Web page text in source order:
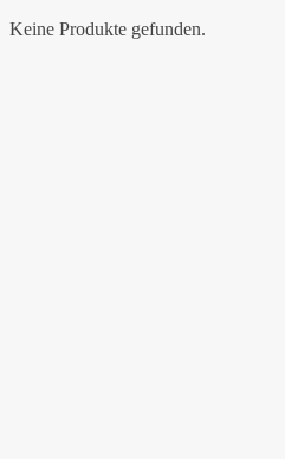
Keine Produkte gefunden.